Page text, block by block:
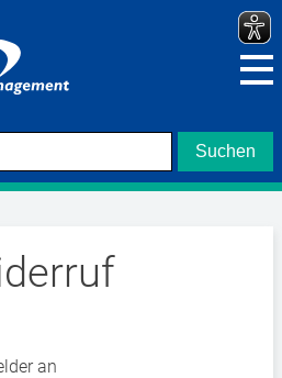
mit TAB Taste
an